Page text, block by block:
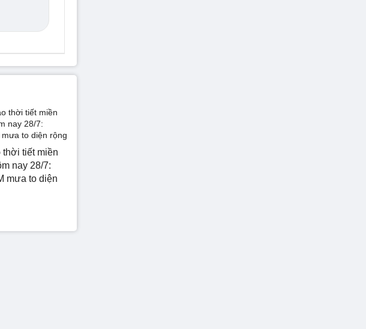
thời tiết miền
nay 28/7:
mưa to diện